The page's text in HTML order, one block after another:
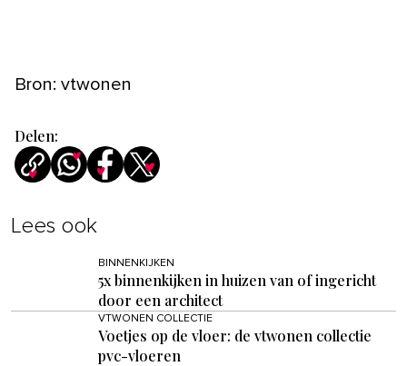
Bron: vtwonen
Delen:
Lees ook
BINNENKIJKEN
5x binnenkijken in huizen van of ingericht
door een architect
VTWONEN COLLECTIE
Voetjes op de vloer: de vtwonen collectie
pvc-vloeren